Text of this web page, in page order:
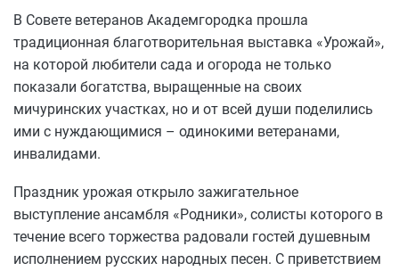
В Совете ветеранов Академгородка прошла
традиционная благотворительная выставка «Урожай»,
на которой любители сада и огорода не только
показали богатства, выращенные на своих
мичуринских участках, но и от всей души поделились
ими с нуждающимися – одинокими ветеранами,
инвалидами.
Праздник урожая открыло зажигательное
выступление ансамбля «Родники», солисты которого в
течение всего торжества радовали гостей душевным
исполнением русских народных песен. С приветствием